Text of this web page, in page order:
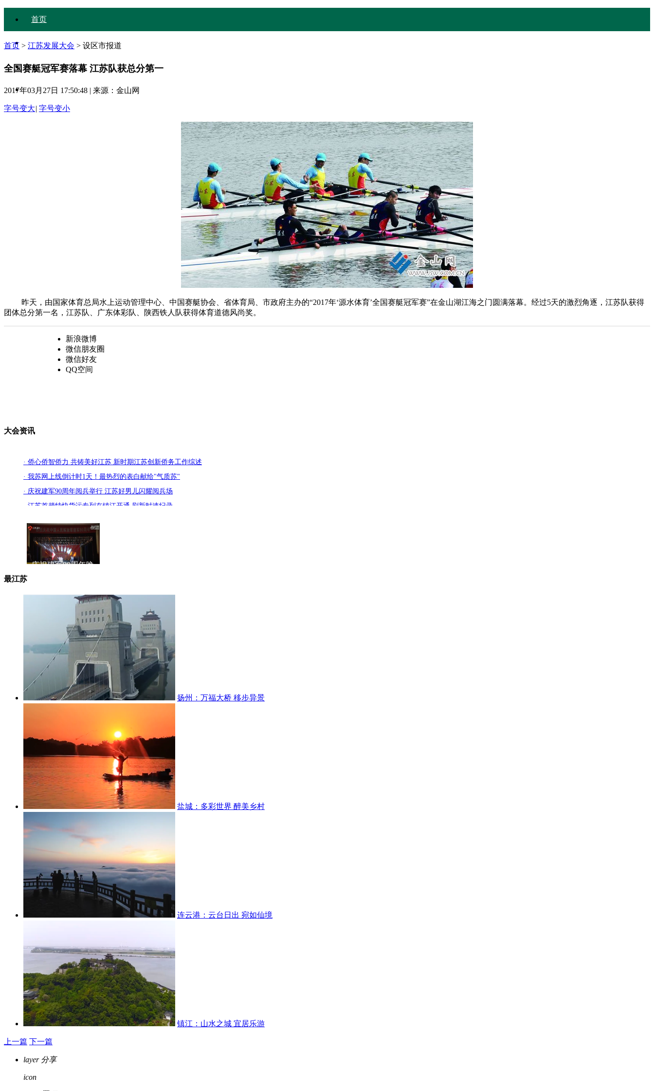
首页
大会简介
大会议程
与会嘉宾
首页 > 江苏发展大会 > 设区市报道
全国赛艇冠军赛落幕 江苏队获总分第一
2017年03月27日 17:50:48 | 来源：金山网
字号变大| 字号变小
昨天，由国家体育总局水上运动管理中心、中国赛艇协会、省体育局、市政府主办的“2017年‘源水体育’全国赛艇冠军赛”在金山湖江海之门圆满落幕。经过5天的激烈角逐，江苏队获得
团体总分第一名，江苏队、广东体彩队、陕西铁人队获得体育道德风尚奖。
新浪微博
微信朋友圈
微信好友
QQ空间
大会资讯
· 侨心侨智侨力 共铸美好江苏 新时期江苏创新侨务工作综述
· 我苏网上线倒计时1天！最热烈的表白献给"气质苏"
· 庆祝建军90周年阅兵举行 江苏好男儿闪耀阅兵场
· 江苏首趟特快货运专列在镇江开通 刷新时速纪录
庆祝建军90周年晚
专题片《水韵江
最江苏
扬州：万福大桥 移步异景
盐城：多彩世界 醉美乡村
连云港：云台日出 宛如仙境
镇江：山水之城 宜居乐游
上一篇 下一篇
layer 分享
icon